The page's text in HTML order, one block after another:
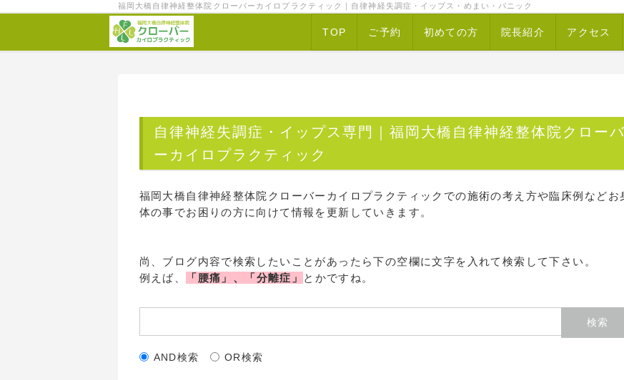
福岡大橋自律神経整体院クローバーカイロプラクティック｜自律神経失調症・イップス・めまい・パニック
TOP ご予約 初めての方 院長紹介 アクセス
自律神経失調症・イップス専門｜福岡大橋自律神経整体院クローバ
ーカイロプラクティック
福岡大橋自律神経整体院クローバーカイロプラクティックでの施術の考え方や臨床例などお
体の事でお困りの方に向けて情報を更新していきます。
尚、ブログ内容で検索したいことがあったら下の空欄に文字を入れて検索して下さい。
例えば、
「腰痛」、「分離症」 とかですね。
AND検索 OR検索